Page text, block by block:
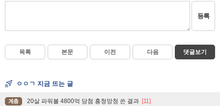
등록
목록 본문 이전 다음 댓글보기
ㅇㅇㄱ 지금 뜨는 글
계층 20살 파워볼 4800억 당첨 흥청망청 쓴 결과 [11]